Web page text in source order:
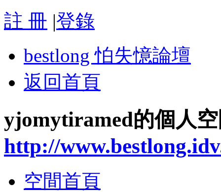
註 冊 |登錄
bestlong 怕失憶論壇
返回首頁
yjomytiramed的個人
http://
空間首頁